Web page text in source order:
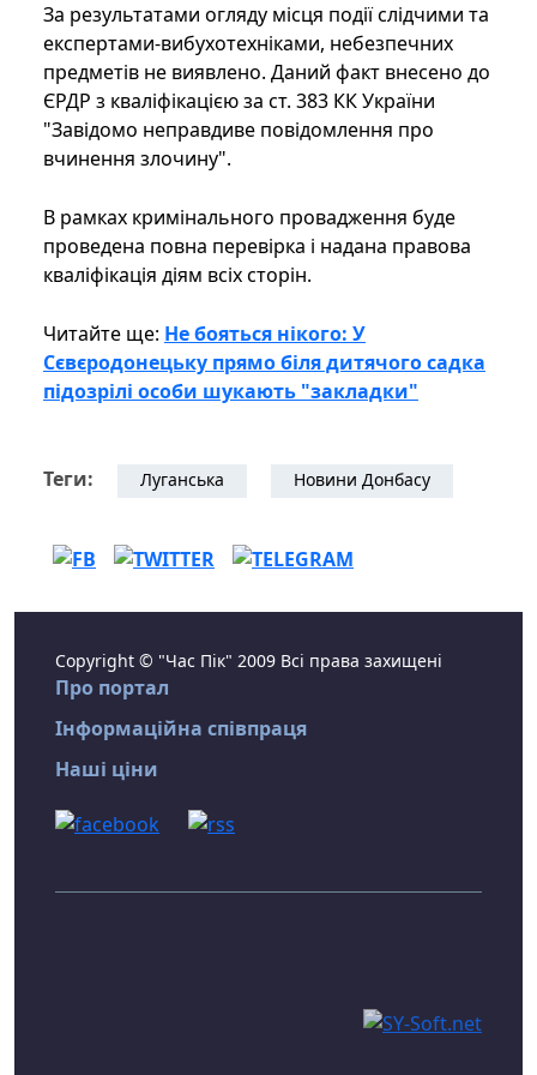
За результатами огляду місця події слідчими та
експертами-вибухотехніками, небезпечних
предметів не виявлено. Даний факт внесено до
ЄРДР з кваліфікацією за ст. 383 КК України
"Завідомо неправдиве повідомлення про
вчинення злочину".
В рамках кримінального провадження буде
проведена повна перевірка і надана правова
кваліфікація діям всіх сторін.
Читайте ще: Не бояться нікого: У
Сєвєродонецьку прямо біля дитячого садка
підозрілі особи шукають "закладки"
Теги: Луганська Новини Донбасу
Copyright © "Час Пік" 2009 Всі права захищені
Про портал
Інформаційна співпраця
Наші ціни